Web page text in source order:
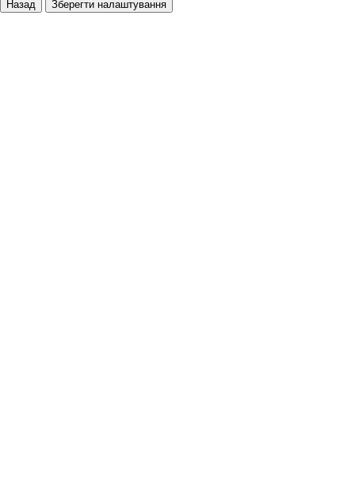
Назад Зберегти налаштування